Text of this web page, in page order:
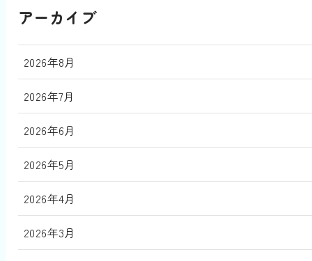
アーカイブ
2026年8月
2026年7月
2026年6月
2026年5月
2026年4月
2026年3月